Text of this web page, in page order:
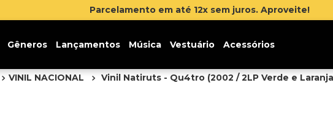
Inscreva-se na newsletter e ganhe 5% de desconto
Gêneros Lançamentos Música Vestuário Acessórios
VINIL NACIONAL Vinil Natiruts - Qu4tro (2002 / 2LP Verde e